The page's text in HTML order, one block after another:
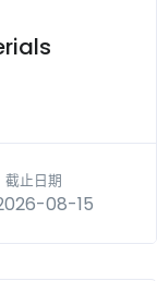
截止日期
08-15